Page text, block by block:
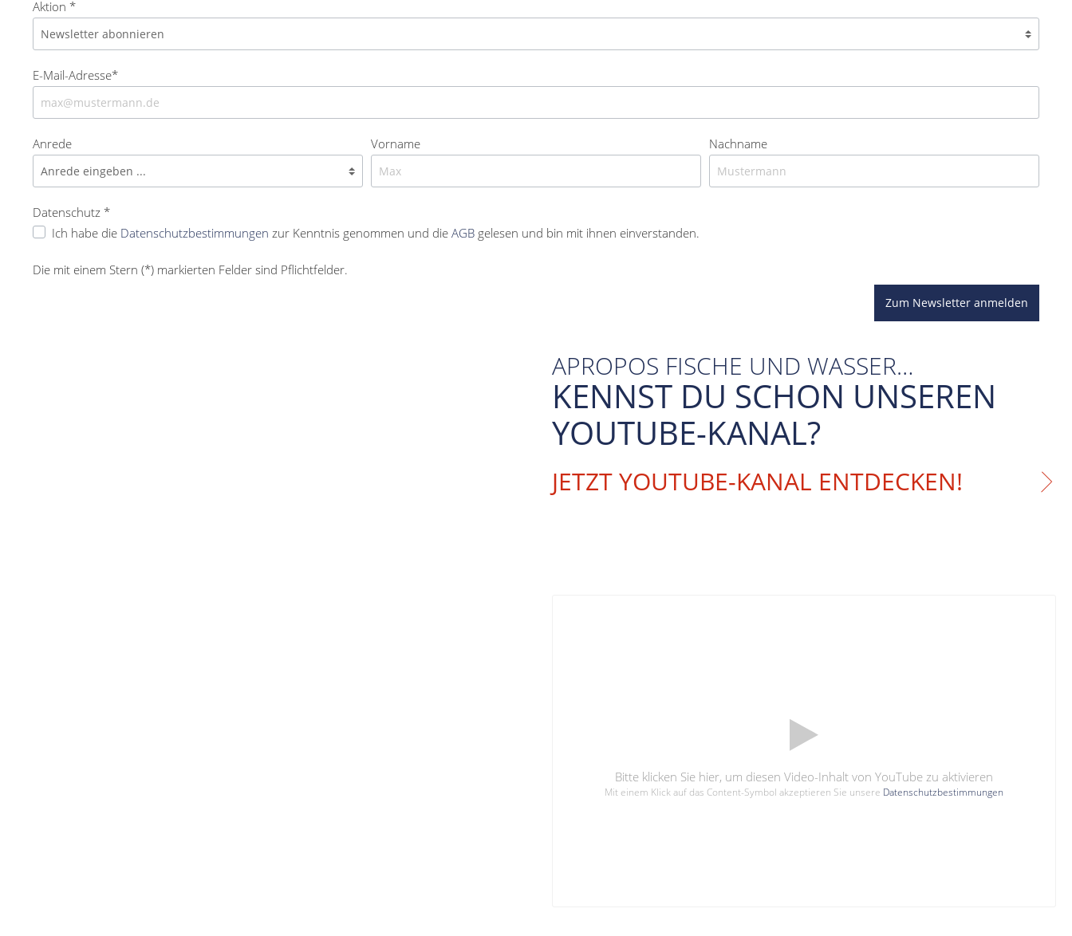
Aktion *
E-Mail-Adresse*
Anrede Vorname Nachname
Datenschutz *
Ich habe die Datenschutzbestimmungen zur Kenntnis genommen und die AGB gelesen und bin mit ihnen einverstanden.
Die mit einem Stern (*) markierten Felder sind Pflichtfelder.
Zum Newsletter anmelden
APROPOS FISCHE UND WASSER…
KENNST DU SCHON UNSEREN
YOUTUBE-KANAL?
JETZT YOUTUBE-KANAL ENTDECKEN!
Bitte klicken Sie hier, um diesen Video-Inhalt von YouTube zu aktivieren
Mit einem Klick auf das Content-Symbol akzeptieren Sie unsere Datenschutzbestimmungen